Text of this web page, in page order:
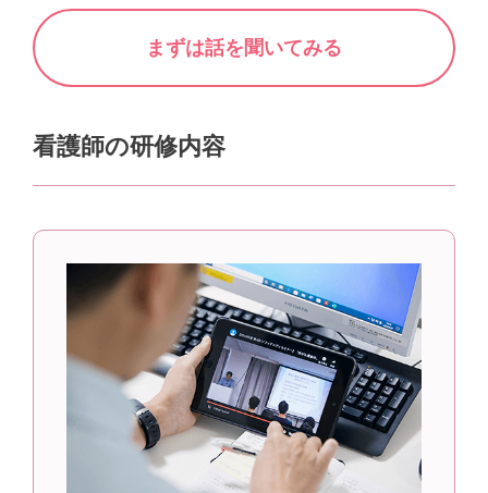
まずは話を聞いてみる
看護師の研修内容